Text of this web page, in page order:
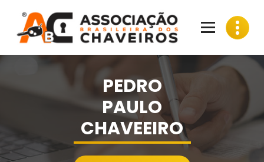
conteúdo
PEDRO
PAULO
CHAVEEIRO